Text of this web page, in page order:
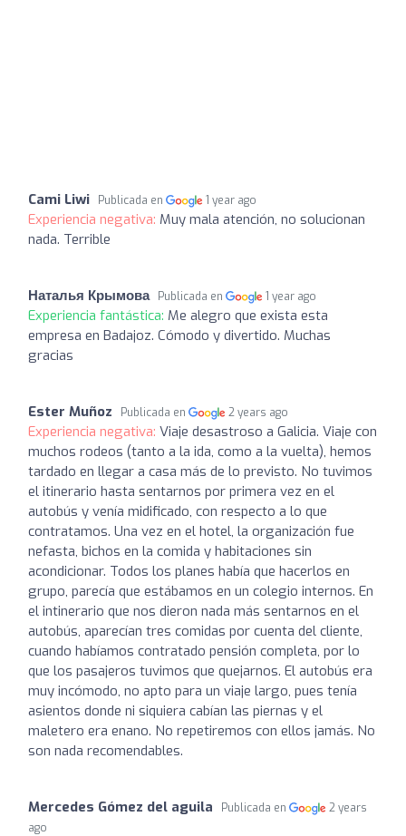
Cami Liwi Publicada en 1 year ago
Experiencia negativa: Muy mala atención, no solucionan
nada. Terrible
Наталья Крымова Publicada en 1 year ago
Experiencia fantástica: Me alegro que exista esta
empresa en Badajoz. Cómodo y divertido. Muchas
gracias
Ester Muñoz Publicada en 2 years ago
Experiencia negativa: Viaje desastroso a Galicia. Viaje con
muchos rodeos (tanto a la ida, como a la vuelta), hemos
tardado en llegar a casa más de lo previsto. No tuvimos
el itinerario hasta sentarnos por primera vez en el
autobús y venía midificado, con respecto a lo que
contratamos. Una vez en el hotel, la organización fue
nefasta, bichos en la comida y habitaciones sin
acondicionar. Todos los planes había que hacerlos en
grupo, parecía que estábamos en un colegio internos. En
el intinerario que nos dieron nada más sentarnos en el
autobús, aparecían tres comidas por cuenta del cliente,
cuando habíamos contratado pensión completa, por lo
que los pasajeros tuvimos que quejarnos. El autobús era
muy incómodo, no apto para un viaje largo, pues tenía
asientos donde ni siquiera cabían las piernas y el
maletero era enano. No repetiremos con ellos jamás. No
son nada recomendables.
Mercedes Gómez del aguila Publicada en
2 years
ago